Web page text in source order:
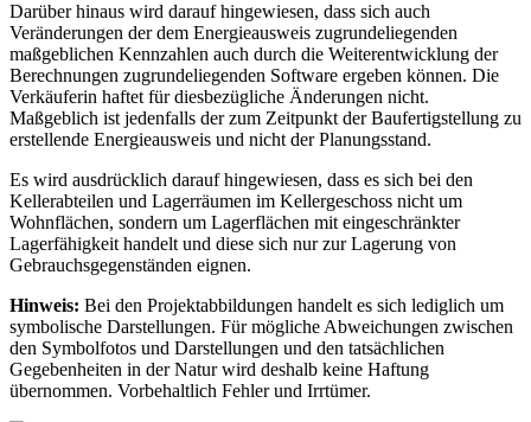
Darüber hinaus wird darauf hingewiesen, dass sich auch
Veränderungen der dem Energieausweis zugrundeliegenden
maßgeblichen Kennzahlen auch durch die Weiterentwicklung der
Berechnungen zugrundeliegenden Software ergeben können. Die
Verkäuferin haftet für diesbezügliche Änderungen nicht.
Maßgeblich ist jedenfalls der zum Zeitpunkt der Baufertigstellung zu
erstellende Energieausweis und nicht der Planungsstand.
Es wird ausdrücklich darauf hingewiesen, dass es sich bei den
Kellerabteilen und Lagerräumen im Kellergeschoss nicht um
Wohnflächen, sondern um Lagerflächen mit eingeschränkter
Lagerfähigkeit handelt und diese sich nur zur Lagerung von
Gebrauchsgegenständen eignen.
Hinweis: Bei den Projektabbildungen handelt es sich lediglich um
symbolische Darstellungen. Für mögliche Abweichungen zwischen
den Symbolfotos und Darstellungen und den tatsächlichen
Gegebenheiten in der Natur wird deshalb keine Haftung
übernommen. Vorbehaltlich Fehler und Irrtümer.